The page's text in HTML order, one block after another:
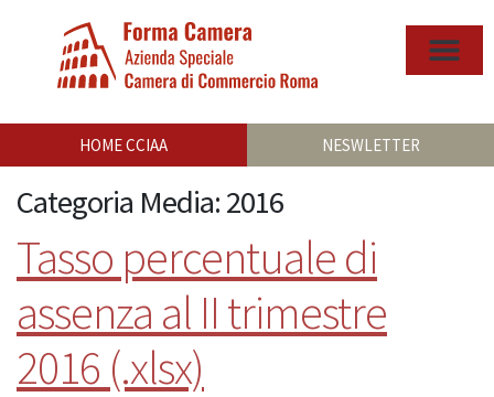
HOME CCIAA NESWLETTER
Categoria Media:2016
Tasso percentuale di
assenza al II trimestre
2016 (.xlsx)